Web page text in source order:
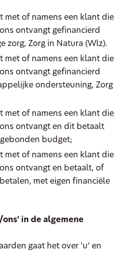
met of namens een klant die
ontvangt gefinancierd
zorg, Zorg in Natura (Wlz).
met of namens een klant die
ontvangt gefinancierd
ondersteuning, Zorg
met of namens een klant die
ontvangt en dit betaalt
budget;
met of namens een klant die
ontvangt en betaalt, of
met eigen financiële
ons’ in de algemene
gaat het over ‘u’ en